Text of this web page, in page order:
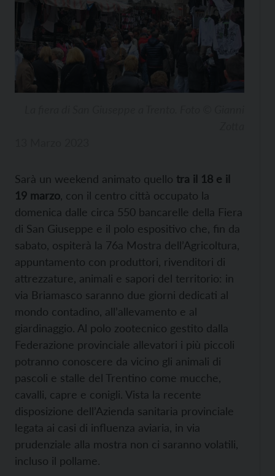
Sarà un weekend animato quello tra il 18 e il
19 marzo , con il centro città occupato la
domenica dalle circa 550 bancarelle della Fiera
di San Giuseppe e il polo espositivo che, fin da
sabato, ospiterà la 76a Mostra dell’Agricoltura,
appuntamento con produttori, rivenditori di
attrezzature, animali e sapori del territorio: in
via Briamasco saranno due giorni dedicati al
mondo contadino, all’allevamento e al
giardinaggio. Al polo zootecnico gestito dalla
Federazione provinciale allevatori i più piccoli
potranno conoscere da vicino gli animali di
pascoli e stalle del Trentino come mucche,
cavalli, capre e conigli. Vista la recente
disposizione dell’Azienda sanitaria provinciale
legata ai casi di influenza aviaria, in via
prudenziale alla mostra non ci saranno volatili,
incluso il pollame.